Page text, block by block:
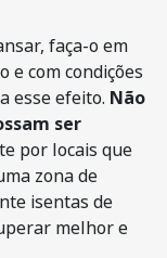
faça-o em
e com condições
esse efeito. Não
ser
por locais que
zona de
isentas de
melhor e